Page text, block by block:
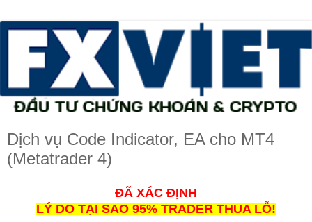
Dịch vụ Code Indicator, EA cho MT4
(Metatrader 4)
ĐÃ XÁC ĐỊNH
LÝ DO TẠI SAO 95% TRADER THUA LỖ!